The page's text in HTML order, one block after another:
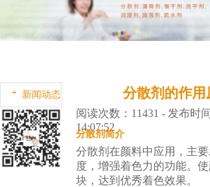
新闻动态 分散剂的作用
阅读次数：11431 - 发布时
14:07:52
分散剂简介
分散剂 在颜料中应用，主
度，增强着色力的功能。
块，达到优秀着色效果。